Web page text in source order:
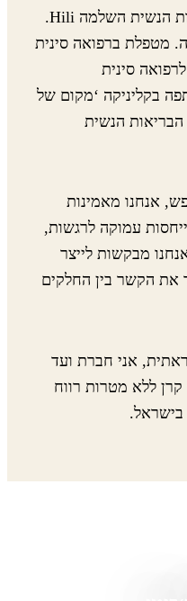
מייסדת ומובילת גישת הבריאות הנשית השלמה Hili.
מטפלת ברפואה סינית
סינית
בקליניקה ‘מקום של
הבריאות הנשית
אנחנו מאמינות
עמוקה לרגשות,
מבקשות לייצר
את הקשר בין החלקים
אני חברת ועד
קרן ללא מטרות רווח
בישראל.